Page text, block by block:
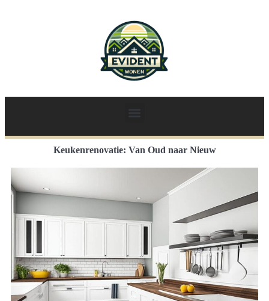
Keukenrenovatie: Van Oud naar Nieuw